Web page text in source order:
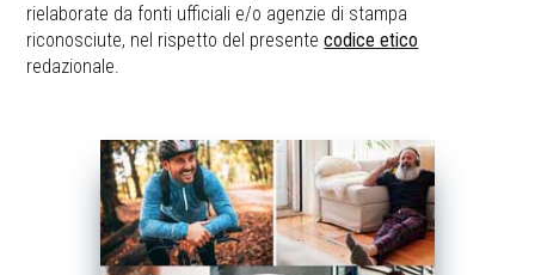
rielaborate da fonti ufficiali e/o agenzie di stampa
riconosciute, nel rispetto del presentecodice etico
redazionale.